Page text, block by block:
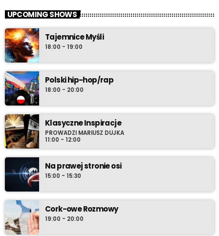
UPCOMING SHOWS
Tajemnice Myśli
18:00 - 19:00
Polski hip-hop/rap
18:00 - 20:00
Klasyczne Inspiracje
PROWADZI MARIUSZ DUJKA
11:00 - 12:00
Na prawej stronie osi
15:00 - 15:30
Cork-owe Rozmowy
19:00 - 20:00